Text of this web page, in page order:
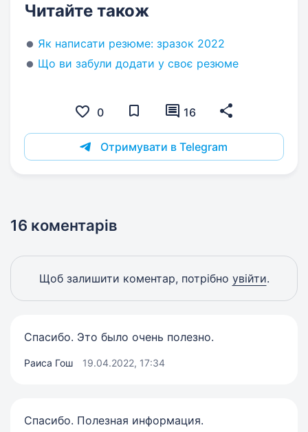
Читайте також
Як написати резюме: зразок 2022
Що ви забули додати у своє резюме
0 16
Отримувати в Telegram
16 коментарів
Щоб залишити коментар, потрібно увійти.
Спасибо. Это было очень полезно.
Раиса Гош 19.04.2022, 17:34
Спасибо. Полезная информация.